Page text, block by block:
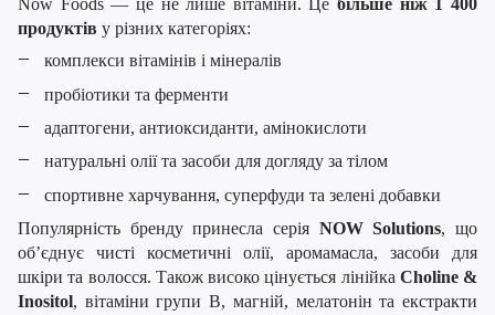
Now Foods — це не лише вітаміни. Цебільше ніж 1 400
продуктів у різних категоріях:
комплекси вітамінів і мінералів
пробіотики та ферменти
адаптогени, антиоксиданти, амінокислоти
натуральні олії та засоби для догляду за тілом
спортивне харчування, суперфуди та зелені добавки
Популярність бренду принесла серія NOW Solutions, що
об’єднує чисті косметичні олії, аромамасла, засоби для
шкіри та волосся. Також високо цінується лінійка Choline &
Inositol, вітаміни групи B, магній, мелатонін та екстракти